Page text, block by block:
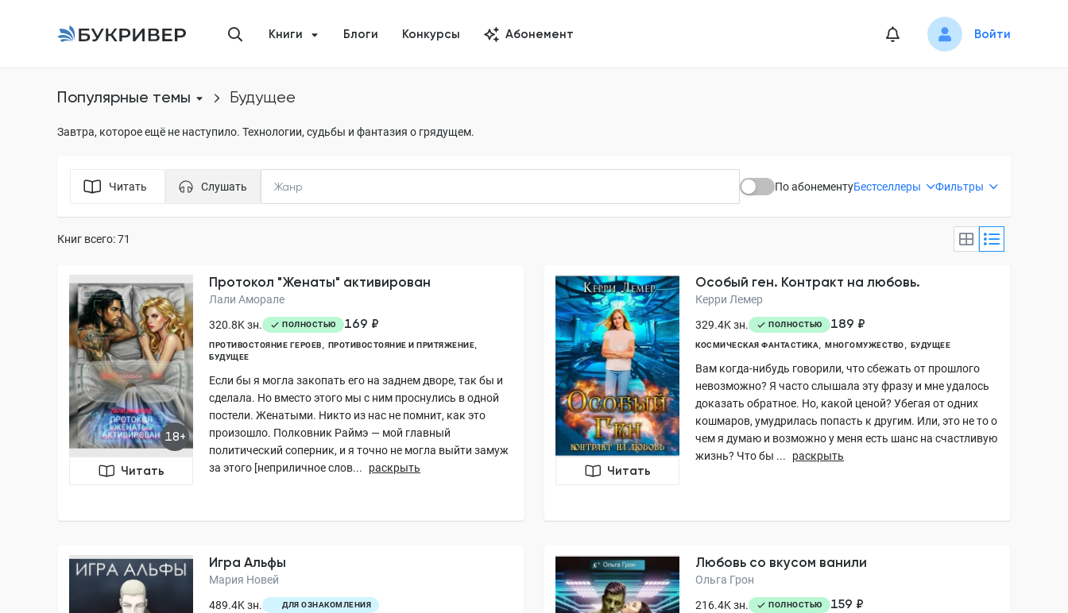
Книги Блоги Конкурсы Абонемент Войти
Популярные темы будущее
Завтра, которое ещё не наступило. Технологии, судьбы и фантазия о грядущем.
Читать Слушать По абонементуБестселлеры Фильтры
Книг всего: 71
18+
Читать
Протокол "Женаты" активирован
Лали Аморале
320.8K зн.
ПОЛНОСТЬЮ 169 ₽
ПРОТИВОСТОЯНИЕ ГЕРОЕВ
ПРОТИВОСТОЯНИЕ И ПРИТЯЖЕНИЕ
БУДУЩЕЕ
Если бы я могла закопать его на заднем дворе, так бы и
сделала. Но вместо этого мы с ним проснулись в одной
постели. Женатыми. Никто из нас не помнит, как это
произошло. Полковник Раймэ — мой главный
политический соперник, и я точно не могла выйти замуж
за этого [неприличное слов...
раскрыть Читать
Особый ген. Контракт на любовь.
Керри Лемер
329.4K зн.
ПОЛНОСТЬЮ 189 ₽
КОСМИЧЕСКАЯ ФАНТАСТИКА МНОГОМУЖЕСТВО БУДУЩЕЕ
Вам когда-нибудь говорили, что сбежать от прошлого
невозможно? Я часто слышала эту фразу и мне удалось
доказать обратное. Но, какой ценой? Убегая от одних
кошмаров, умудрилась попасть к другим. Или, это не то о
чем я думаю и возможно у меня есть шанс на счастливую
жизнь? Что бы ...
раскрыть
Игра Альфы
Мария Новей
489.4K зн.
ДЛЯ ОЗНАКОМЛЕНИЯ
Любовь со вкусом ванили
Ольга Грон
216.4K зн.
ПОЛНОСТЬЮ 159 ₽